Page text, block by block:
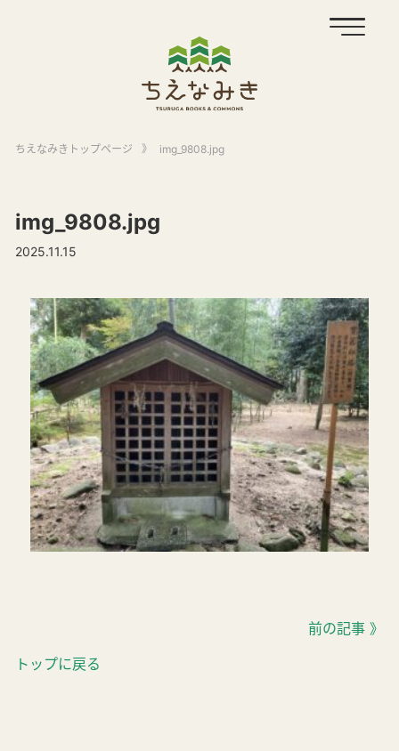
ちえなみきトップページ 》 img_9808.jpg
img_9808.jpg
2025.11.15
トップに戻る
前の記事 》